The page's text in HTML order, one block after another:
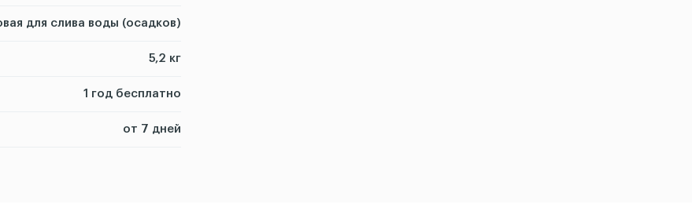
для слива воды (осадков)
5,2 кг
1 год бесплатно
от 7 дней